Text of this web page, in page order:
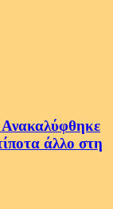
άλλο στη